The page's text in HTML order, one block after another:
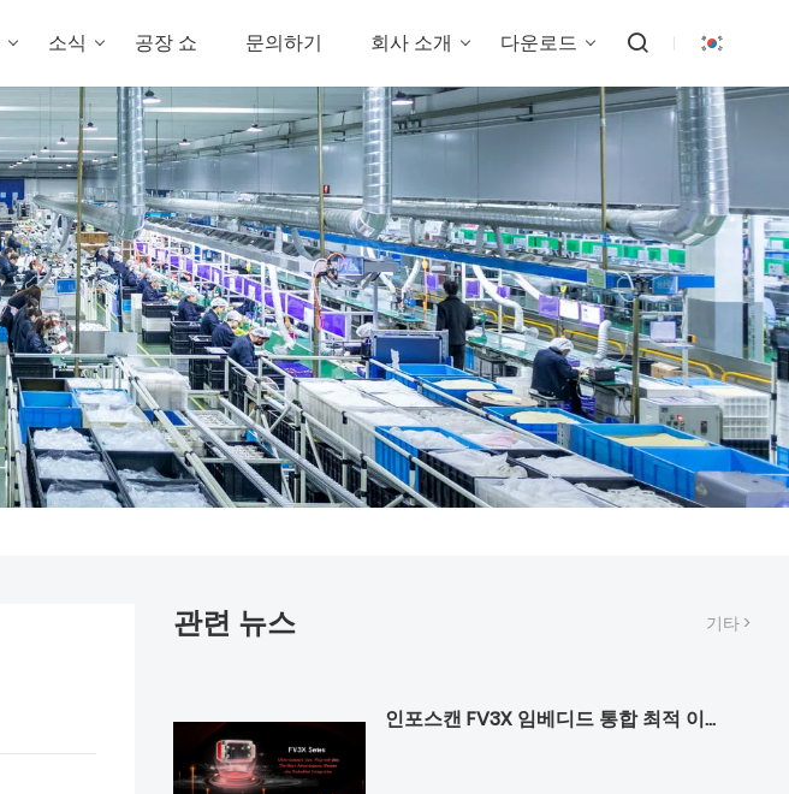
소식 공장 쇼 문의하기 회사 소개 다운로드
관련 뉴스 기타 >
인포스캔 FV3X 임베디드 통합 최적 이온 - 컴팩트하고 뛰어난 성능